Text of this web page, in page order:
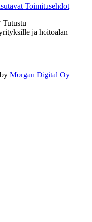
Toimitusehdot
Tutustu
ja hoitoalan
Morgan Digital Oy